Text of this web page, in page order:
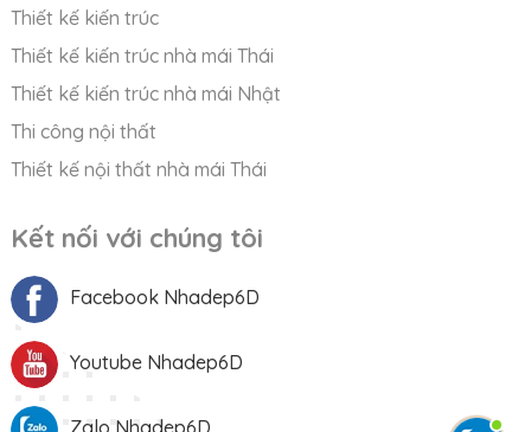
Thiết kế kiến trúc
Thiết kế kiến trúc nhà mái Thái
Thiết kế kiến trúc nhà mái Nhật
Thi công nội thất
Thiết kế nội thất nhà mái Thái
Kết nối với chúng tôi
Facebook Nhadep6D
Youtube Nhadep6D
Zalo Nhadep6D